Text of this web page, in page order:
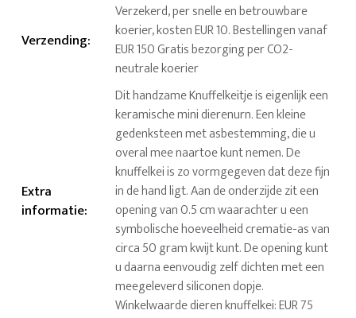
Verzending:
Verzekerd, per snelle en betrouwbare
koerier, kosten EUR 10. Bestellingen vanaf
EUR 150 Gratis bezorging per CO2-
neutrale koerier
Extra
informatie:
Dit handzame Knuffelkeitje is eigenlijk een
keramische mini dierenurn. Een kleine
gedenksteen met asbestemming, die u
overal mee naartoe kunt nemen. De
knuffelkei is zo vormgegeven dat deze fijn
in de hand ligt. Aan de onderzijde zit een
opening van 0.5 cm waarachter u een
symbolische hoeveelheid crematie-as van
circa 50 gram kwijt kunt. De opening kunt
u daarna eenvoudig zelf dichten met een
meegeleverd siliconen dopje.
Winkelwaarde dieren knuffelkei: EUR 75